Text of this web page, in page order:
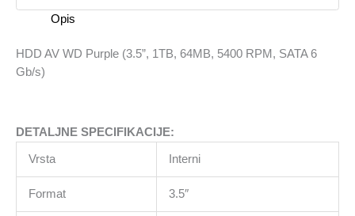
Opis
HDD AV WD Purple (3.5”, 1TB, 64MB, 5400 RPM, SATA 6
Gb/s)
DETALJNE SPECIFIKACIJE:
Vrsta Interni
Format 3.5″